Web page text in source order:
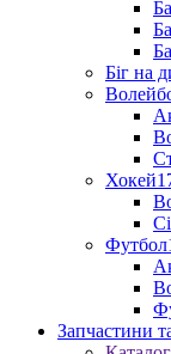
Біг на
Хокей
Футбол
Запчастини